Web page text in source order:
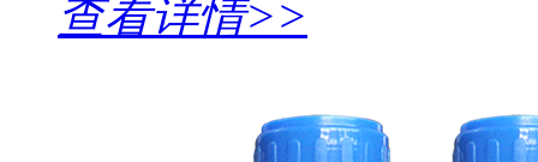
查看详情>>